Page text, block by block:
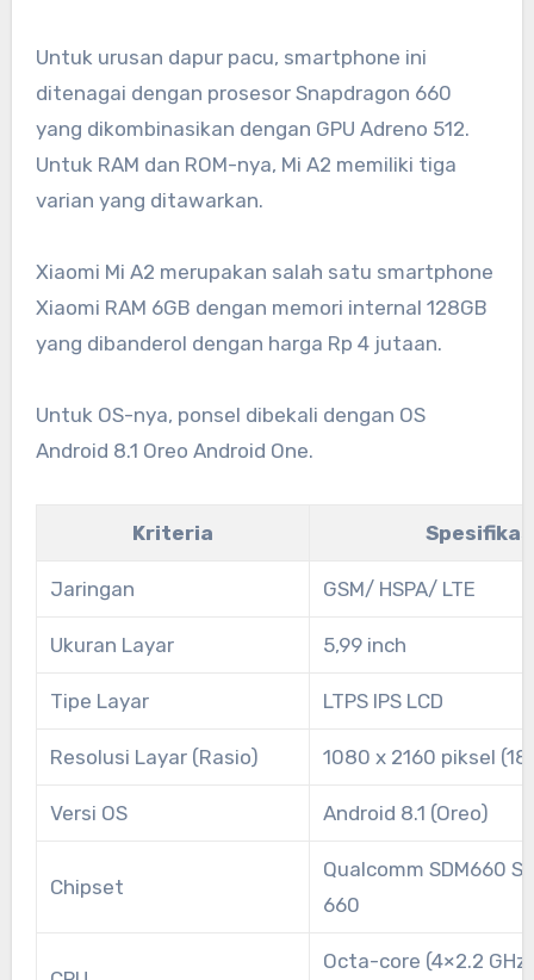
Untuk urusan dapur pacu, smartphone ini
ditenagai dengan prosesor Snapdragon 660
yang dikombinasikan dengan GPU Adreno 512.
Untuk RAM dan ROM-nya, Mi A2 memiliki tiga
varian yang ditawarkan.
Xiaomi Mi A2 merupakan salah satu smartphone
Xiaomi RAM 6GB dengan memori internal 128GB
yang dibanderol dengan harga Rp 4 jutaan.
Untuk OS-nya, ponsel dibekali dengan OS
Android 8.1 Oreo Android One.
Kriteria
Jaringan GSM/ HSPA/ LTE
Ukuran Layar 5,99 inch
Tipe Layar LTPS IPS LCD
Resolusi Layar (Rasio) 1080 x 2160 piksel
Versi OS Android 8.1 (Oreo)
Chipset
Qualcomm SDM660
660
Octa-core (4×2.2 GHz